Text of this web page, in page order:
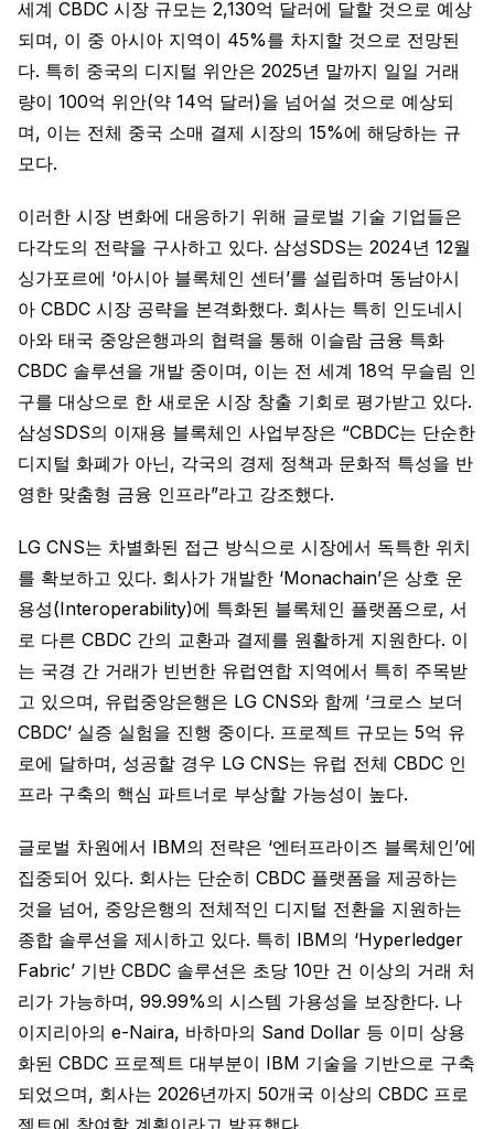
세계 CBDC 시장 규모는 2,130억 달러에 달할 것으로 예상
되며, 이 중 아시아 지역이 45%를 차지할 것으로 전망된
다. 특히 중국의 디지털 위안은 2025년 말까지 일일 거래
량이 100억 위안(약 14억 달러)을 넘어설 것으로 예상되
며, 이는 전체 중국 소매 결제 시장의 15%에 해당하는 규
모다.
이러한 시장 변화에 대응하기 위해 글로벌 기술 기업들은
다각도의 전략을 구사하고 있다. 삼성SDS는 2024년 12월
싱가포르에 ‘아시아 블록체인 센터’를 설립하며 동남아시
아 CBDC 시장 공략을 본격화했다. 회사는 특히 인도네시
아와 태국 중앙은행과의 협력을 통해 이슬람 금융 특화
CBDC 솔루션을 개발 중이며, 이는 전 세계 18억 무슬림 인
구를 대상으로 한 새로운 시장 창출 기회로 평가받고 있다.
삼성SDS의 이재용 블록체인 사업부장은 “CBDC는 단순한
디지털 화폐가 아닌, 각국의 경제 정책과 문화적 특성을 반
영한 맞춤형 금융 인프라”라고 강조했다.
LG CNS는 차별화된 접근 방식으로 시장에서 독특한 위치
를 확보하고 있다. 회사가 개발한 ‘Monachain’은 상호 운
용성(Interoperability)에 특화된 블록체인 플랫폼으로, 서
로 다른 CBDC 간의 교환과 결제를 원활하게 지원한다. 이
는 국경 간 거래가 빈번한 유럽연합 지역에서 특히 주목받
고 있으며, 유럽중앙은행은 LG CNS와 함께 ‘크로스 보더
CBDC’ 실증 실험을 진행 중이다. 프로젝트 규모는 5억 유
로에 달하며, 성공할 경우 LG CNS는 유럽 전체 CBDC 인
프라 구축의 핵심 파트너로 부상할 가능성이 높다.
글로벌 차원에서 IBM의 전략은 ‘엔터프라이즈 블록체인’에
집중되어 있다. 회사는 단순히 CBDC 플랫폼을 제공하는
것을 넘어, 중앙은행의 전체적인 디지털 전환을 지원하는
종합 솔루션을 제시하고 있다. 특히 IBM의 ‘Hyperledger
Fabric’ 기반 CBDC 솔루션은 초당 10만 건 이상의 거래 처
리가 가능하며, 99.99%의 시스템 가용성을 보장한다. 나
이지리아의 e-Naira, 바하마의 Sand Dollar 등 이미 상용
화된 CBDC 프로젝트 대부분이 IBM 기술을 기반으로 구축
되었으며, 회사는 2026년까지 50개국 이상의 CBDC 프로
젝트에 참여할 계획이라고 발표했다.